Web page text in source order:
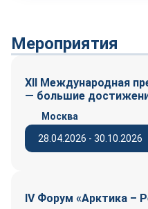
Мероприятия
XII Международная
— большие
28.04.2026 - 30.10.2026
Москва
IV Форум «Арктика –